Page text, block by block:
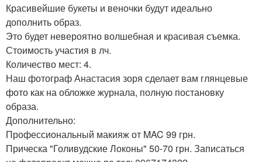
Красивейшие букеты и веночки будут идеально
дополнить образ.
Это будет невероятно волшебная и красивая съемка.
Стоимость участия в лч.
Количество мест: 4.
Наш фотограф Анастасия зоря сделает вам глянцевые
фото как на обложке журнала, полную постановку
образа.
Дополнительно:
Профессиональный макияж от MAC 99 грн.
Прическа "Голивудские Локоны" 50-70 грн. Записаться